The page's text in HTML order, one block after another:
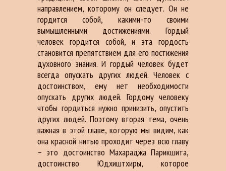
направлением, которому он следует. Он не
гордится собой, какими-то своими
вымышленными достижениями. Гордый
человек гордится собой, и эта гордость
становится препятствием для его постижения
духовного знания. И гордый человек будет
всегда опускать других людей. Человек с
достоинством, ему нет необходимости
опускать других людей. Гордому человеку
чтобы гордиться нужно принизить, опустить
других людей. Поэтому вторая тема, очень
важная в этой главе, которую мы видим, как
она красной нитью проходит через всю главу
– это достоинство Махараджа Парикшита,
достоинство Юдхиштхиры, которое